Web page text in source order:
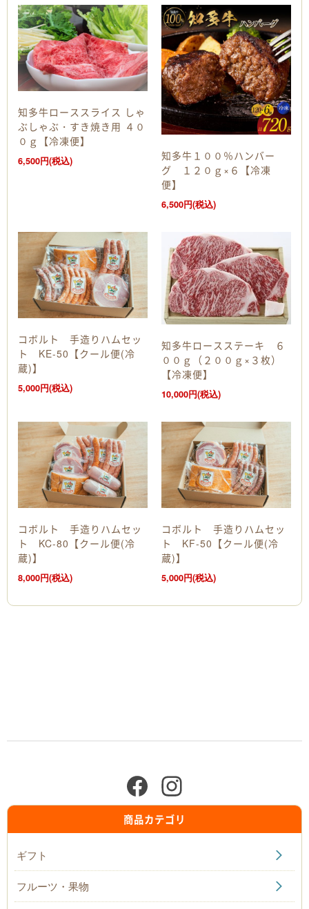
知多牛ローススライス しゃ
ぶしゃぶ・すき焼き用 ４０
０ｇ【冷凍便】
6,500円(税込)
知多牛１００％ハンバー
グ １２０ｇ×６【冷凍
便】
6,500円(税込)
コボルト 手造りハムセッ
ト KE-50【クール便(冷
蔵)】
5,000円(税込)
知多牛ロースステーキ ６
００ｇ（２００ｇ×３枚）
【冷凍便】
10,000円(税込)
コボルト 手造りハムセッ
ト KC-80【クール便(冷
蔵)】
8,000円(税込)
コボルト 手造りハムセッ
ト KF-50【クール便(冷
蔵)】
5,000円(税込)
商品カテゴリ
ギフト
フルーツ・果物